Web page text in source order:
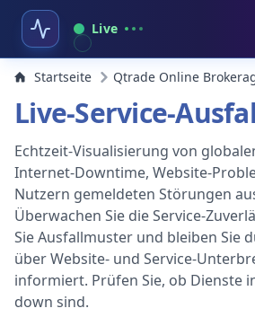
Live
Startseite Qtrade Online
Live-Service-
Echtzeit-Visualisierung von
Internet-Downtime, Website-
Nutzern gemeldeten Störungen
Überwachen Sie die Service-
Sie Ausfallmuster und bleiben Sie
über Website- und Service-
informiert. Prüfen Sie, ob Dienste
down sind.